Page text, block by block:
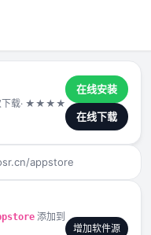
下载· ★ ★ ★ ★ ★
2025-02-22
在线安装
在线下载
appstore
添加到
增加软件源